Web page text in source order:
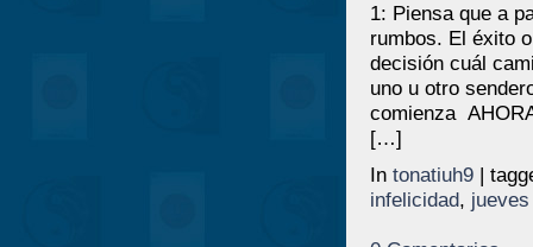
1: Piensa que a
rumbos. El éxito
decisión cuál
uno u otro
comienza
[…]
In tonatiuh9|
infelicidad,